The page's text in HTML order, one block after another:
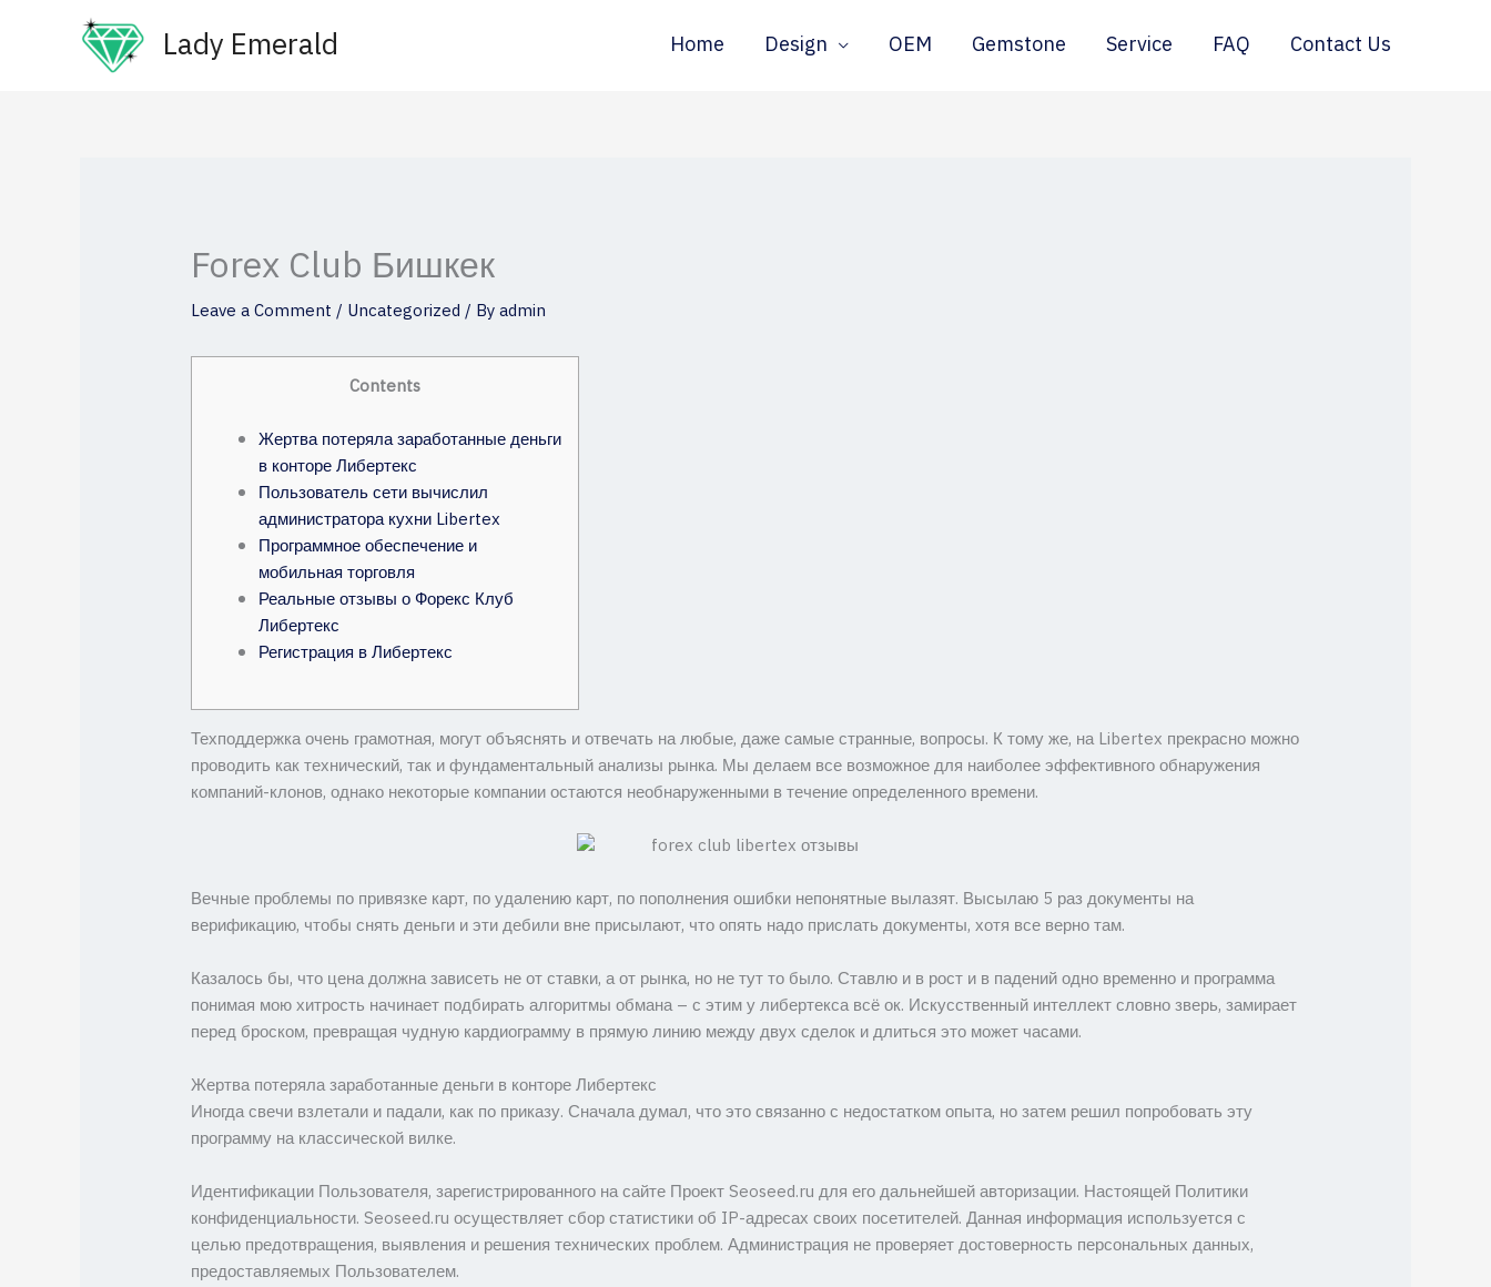
Lady Emerald Home Design OEM Gemstone Service FAQ Contact Us
Forex Club Бишкек
Leave a Comment / Uncategorized / Byadmin
Contents
Жертва потеряла заработанные деньги
в конторе Либертекс
Пользователь сети вычислил
администратора кухни Libertex
Программное обеспечение и
мобильная торговля
Реальные отзывы о Форекс Клуб
Либертекс
Регистрация в Либертекс
Техподдержка очень грамотная, могут объяснять и отвечать на любые, даже самые странные, вопросы. К тому же, на Libertex прекрасно можно
проводить как технический, так и фундаментальный анализы рынка. Мы делаем все возможное для наиболее эффективного обнаружения
компаний-клонов, однако некоторые компании остаются необнаруженными в течение определенного времени.
Вечные проблемы по привязке карт, по удалению карт, по пополнения ошибки непонятные вылазят. Высылаю 5 раз документы на
верификацию, чтобы снять деньги и эти дебили вне присылают, что опять надо прислать документы, хотя все верно там.
Казалось бы, что цена должна зависеть не от ставки, а от рынка, но не тут то было. Ставлю и в рост и в падений одно временно и программа
понимая мою хитрость начинает подбирать алгоритмы обмана – с этим у либертекса всё ок. Искусственный интеллект словно зверь, замирает
перед броском, превращая чудную кардиограмму в прямую линию между двух сделок и длиться это может часами.
Жертва потеряла заработанные деньги в конторе Либертекс
Иногда свечи взлетали и падали, как по приказу. Сначала думал, что это связанно с недостатком опыта, но затем решил попробовать эту
программу на классической вилке.
Идентификации Пользователя, зарегистрированного на сайте Проект Seoseed.ru для его дальнейшей авторизации. Настоящей Политики
конфиденциальности. Seoseed.ru осуществляет сбор статистики об IP-адресах своих посетителей. Данная информация используется с
целью предотвращения, выявления и решения технических проблем. Администрация не проверяет достоверность персональных данных,
предоставляемых Пользователем.